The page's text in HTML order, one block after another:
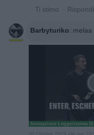
· Ti stimo · Rispondi
Barbyturiko: melaa
Animazione Leggerissima